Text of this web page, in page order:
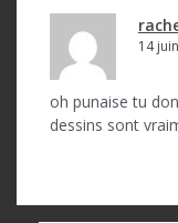
14
oh punaise tu
dessins sont